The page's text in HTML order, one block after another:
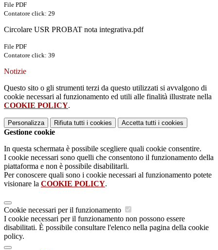
File PDF
Contatore click: 29
Circolare USR PROBAT nota integrativa.pdf
File PDF
Contatore click: 39
Notizie
Questo sito o gli strumenti terzi da questo utilizzati si avvalgono di
cookie necessari al funzionamento ed utili alle finalità illustrate nella
COOKIE POLICY.
Personalizza Rifiuta tutti i cookies Accetta tutti i cookies
Gestione cookie
In questa schermata è possibile scegliere quali cookie consentire.
I cookie necessari sono quelli che consentono il funzionamento della
piattaforma e non è possibile disabilitarli.
Per conoscere quali sono i cookie necessari al funzionamento potete
visionare la COOKIE POLICY.
Cookie necessari per il funzionamento
I cookie necessari per il funzionamento non possono essere
disabilitati. È possibile consultare l'elenco nella pagina della cookie
policy.